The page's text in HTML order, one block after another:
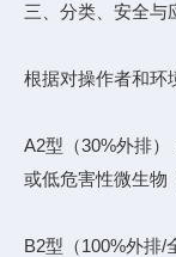
三、分类、安全与
根据对操作者和环
A2型（30%外排
或低危害性微生物
B2型（100%外排